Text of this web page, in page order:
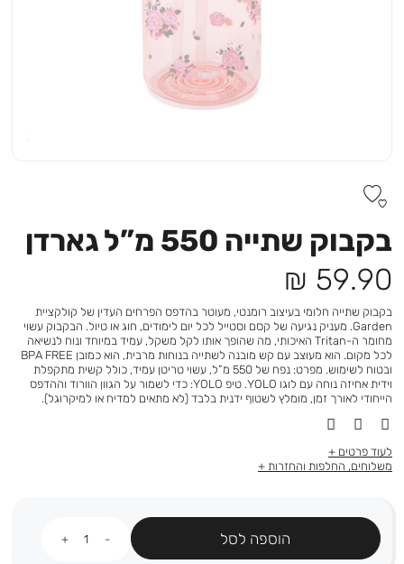
בקבוק שתייה 550 מ”ל גארדן
מחיר
מוצר
59.90 ₪
בקבוק שתייה חלומי בעיצוב רומנטי, מעוטר בהדפס הפרחים העדין של קולקציית
Garden. מעניק נגיעה של קסם וסטייל לכל יום לימודים, חוג או טיול. הבקבוק עשוי
מחומר ה-Tritan האיכותי, מה שהופך אותו לקל משקל, עמיד במיוחד ונוח לנשיאה
לכל מקום. הוא מעוצב עם קש מובנה לשתייה בנוחות מרבית, הוא כמובן BPA FREE
ובטוח לשימוש. מפרט: נפח של 550 מ”ל, עשוי טריטן עמיד, כולל קשית מתקפלת
וידית אחיזה נוחה עם לוגו YOLO. טיפ YOLO: כדי לשמור על הגוון הוורוד וההדפס
הייחודי לאורך זמן, מומלץ לשטוף ידנית בלבד (לא מתאים למדיח או למיקרוגל).
לעוד פרטים
משלוחים, החלפות והחזרות
הוספה לסל